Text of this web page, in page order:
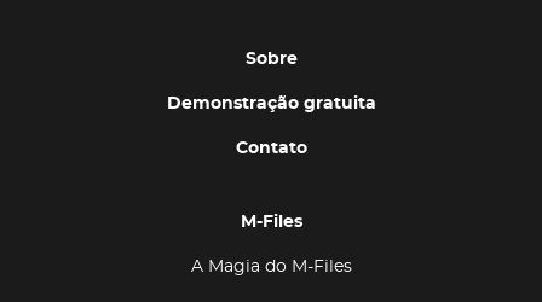
Sobre
Demonstração gratuita
Contato
M-Files
A Magia do M-Files